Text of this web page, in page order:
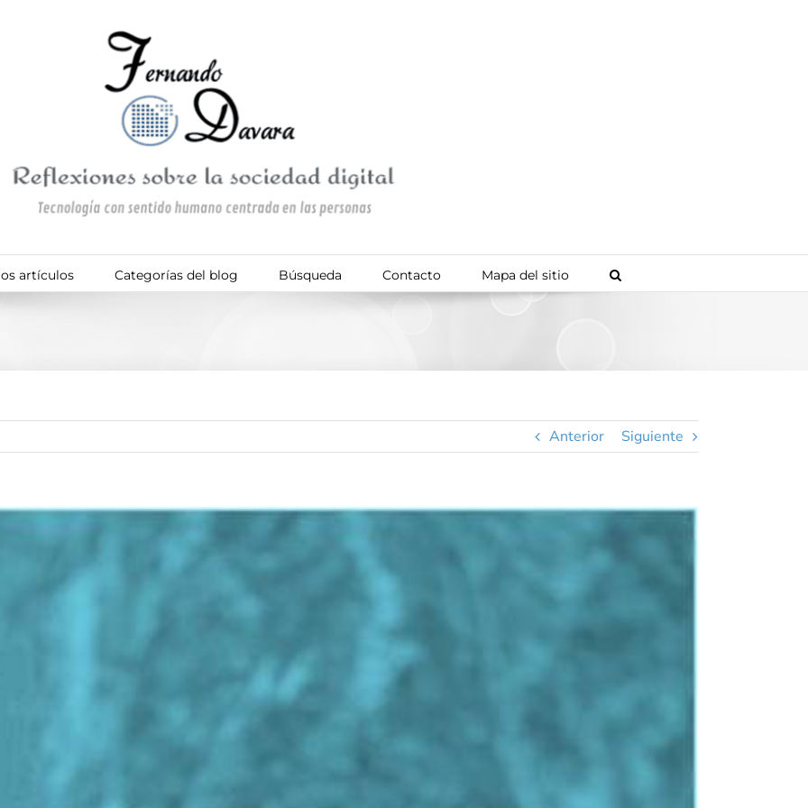
artículos Categorías del blog Búsqueda Contacto Mapa del sitio
Anterior Siguiente